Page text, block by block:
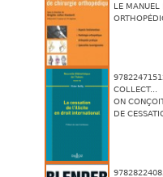
LE MANUEL
COLLECT...
ON
DE